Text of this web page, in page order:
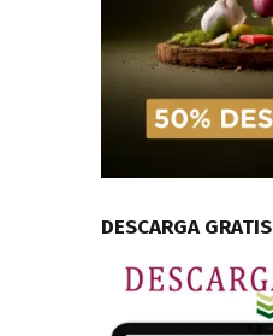
DESCARGA GRATIS